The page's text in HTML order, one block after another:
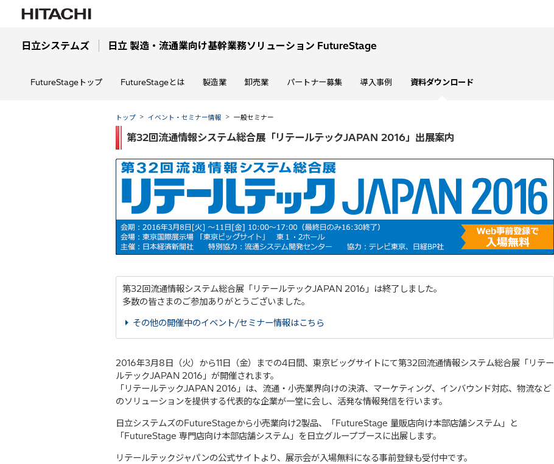
日立システムズ 日立 製造・流通業向け基幹業務ソリューション FutureStage
FutureStageトップ FutureStageとは 製造業 卸売業 パートナー募集 導入事例 資料ダウンロード
トップ イベント・セミナー情報 一般セミナー
第32回流通情報システム総合展「リテールテックJAPAN 2016」出展案内
第32回流通情報システム総合展「リテールテックJAPAN 2016」は終了しました。
多数の皆さまのご参加ありがとうございました。
その他の開催中のイベント/セミナー情報はこちら
2016年3月8日（火）から11日（金）までの4日間、東京ビッグサイトにて第32回流通情報システム総合展「リテー
ルテックJAPAN 2016」が開催されます。
「リテールテックJAPAN 2016」は、流通・小売業界向けの決済、マーケティング、インバウンド対応、物流など
のソリューションを提供する代表的な企業が一堂に会し、活発な情報発信を行います。
日立システムズのFutureStageから小売業向け2製品、「FutureStage 量販店向け本部店舗システム」と
「FutureStage 専門店向け本部店舗システム」を日立グループブースに出展します。
リテールテックジャパンの公式サイトより、展示会が入場無料になる事前登録も受付中です。